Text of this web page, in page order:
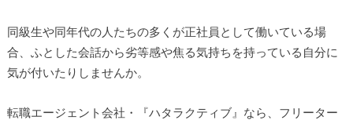
同級生や同年代の人たちの多くが正社員として働いている場
合、ふとした会話から劣等感や焦る気持ちを持っている自分に
気が付いたりしませんか。
転職エージェント会社・『ハタラクティブ』なら、フリーター